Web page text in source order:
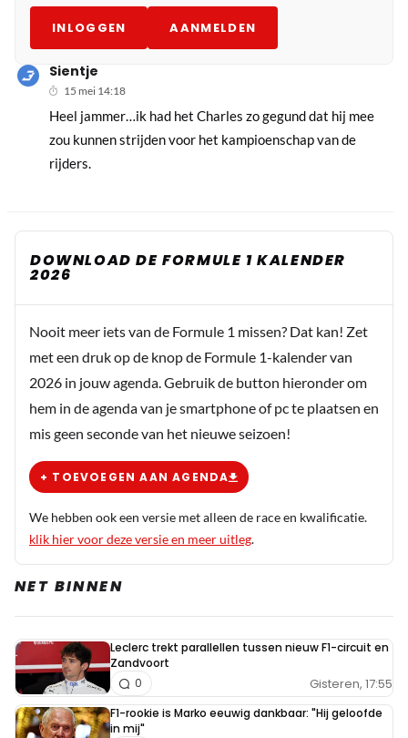
INLOGGEN AANMELDEN
Sientje
15 mei 14:18
Heel jammer…ik had het Charles zo gegund dat hij mee
zou kunnen strijden voor het kampioenschap van de
rijders.
DOWNLOAD DE FORMULE 1 KALENDER
2026
Nooit meer iets van de Formule 1 missen? Dat kan! Zet
met een druk op de knop de Formule 1-kalender van
2026 in jouw agenda. Gebruik de button hieronder om
hem in de agenda van je smartphone of pc te plaatsen en
mis geen seconde van het nieuwe seizoen!
+ TOEVOEGEN AAN AGENDA
We hebben ook een versie met alleen de race en kwalificatie.
klik hier voor deze versie en meer uitleg.
NET BINNEN
Leclerc trekt parallellen tussen nieuw F1-circuit en
Zandvoort
Gisteren, 17:55
0
F1-rookie is Marko eeuwig dankbaar: "Hij geloofde
in mij"